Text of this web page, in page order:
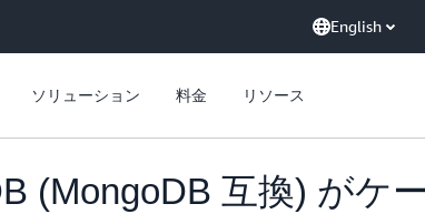
English
ソリューション 料金 リソース
(MongoDB 互換) がケ